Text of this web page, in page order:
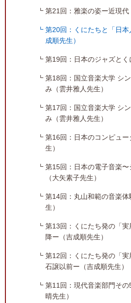
第21回：雅楽の姿ー近現代
第20回：くにたちと「日
成順先生）
第19回：日本のジャズとく
第18回：国立音楽大学 シ
み（雲井雅人先生）
第17回：国立音楽大学 シ
み（雲井雅人先生）
第16回：日本のコンピュ
生）
第15回：日本の電子音楽
（大矢素子先生）
第14回：丸山和範の音楽
生）
第13回：くにたち発の「
降ー（吉成順先生）
第12回：くにたち発の「
石譲以前ー（吉成順先生）
第11回：現代音楽部門そ
晴先生）